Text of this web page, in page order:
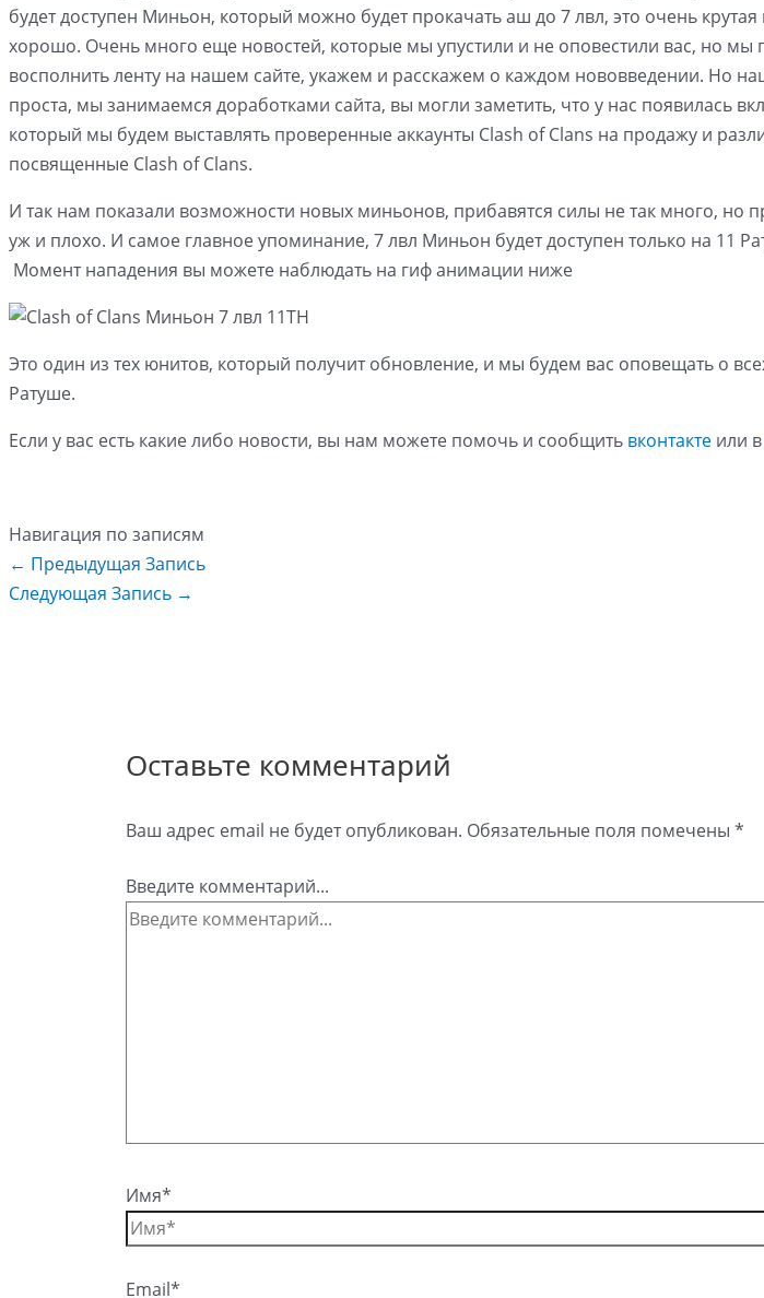
будет доступен Миньон, который можно будет прокачать аш до 7 лвл, это очень
хорошо. Очень много еще новостей, которые мы упустили и не оповестили вас, но мы
восполнить ленту на нашем сайте, укажем и расскажем о каждом нововведении. Но
проста, мы занимаемся доработками сайта, вы могли заметить, что у нас появилась
который мы будем выставлять проверенные аккаунты Clash of Clans на продажу и
посвященные Clash of Clans.
И так нам показали возможности новых миньонов, прибавятся силы не так много, но
уж и плохо. И самое главное упоминание, 7 лвл Миньон будет доступен только на 11
Момент нападения вы можете наблюдать на гиф анимации ниже
Это один из тех юнитов, который получит обновление, и мы будем вас оповещать о
Ратуше.
Если у вас есть какие либо новости, вы нам можете помочь и сообщить вконтакте или в
Навигация по записям
← Предыдущая Запись
Следующая Запись →
Оставьте комментарий
Ваш адрес email не будет опубликован. Обязательные поля помечены *
Введите комментарий...
Имя*
Email*